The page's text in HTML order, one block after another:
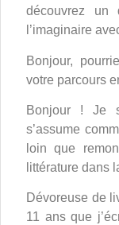
découvrez un
l’imaginaire
Bonjour,
votre parcours
Bonjour ! Je
s’assume
loin que
littérature dans
Dévoreuse de
11 ans que